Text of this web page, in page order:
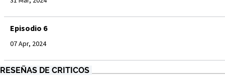
Episodio 6
07 Apr, 2024
RESEÑAS DE CRITICOS